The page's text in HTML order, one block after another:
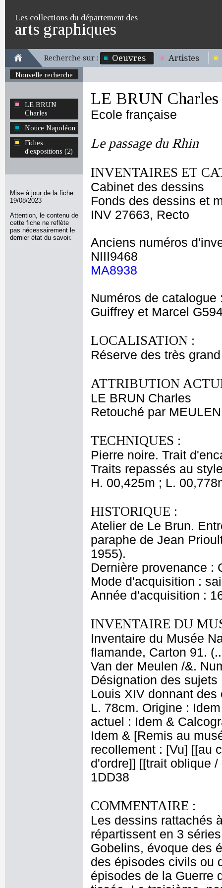
Les collections du département des
arts graphiques
Recherche sur : Oeuvres Artistes
Nouvelle recherche
LE BRUN
Charles
Notice Napoléon
Fiches
d'expositions (2)
Mise à jour de la fiche
19/08/2023
Attention, le contenu de
cette fiche ne reflète
pas nécessairement le
dernier état du savoir.
LE BRUN Charles
Ecole française
Le passage du Rhin
INVENTAIRES ET
Cabinet des dessins
Fonds des dessins et
INV 27663, Recto
Anciens numéros
NIII9468
MA8938
Numéros de catalogue
Guiffrey et Marcel
LOCALISATION :
Réserve des très
ATTRIBUTION
LE BRUN Charles
Retouché par
TECHNIQUES :
Pierre noire. Trait
Traits repassés au
H. 00,425m ; L.
HISTORIQUE :
Atelier de Le Brun.
paraphe de Jean
1955).
Dernière provenance :
Mode d'acquisition :
Année d'acquisition :
INVENTAIRE DU
Inventaire du Musée
flamande, Carton 91.
Van der Meulen /&.
Désignation des
Louis XIV donnant
L. 78cm. Origine :
actuel : Idem &
Idem & [Remis au
recollement : [Vu] [[au
d'ordre]] [[trait oblique
1DD38
COMMENTAIRE :
Les dessins rattachés
répartissent en 3
Gobelins, évoque des
des épisodes civils ou
épisodes de la Guerre